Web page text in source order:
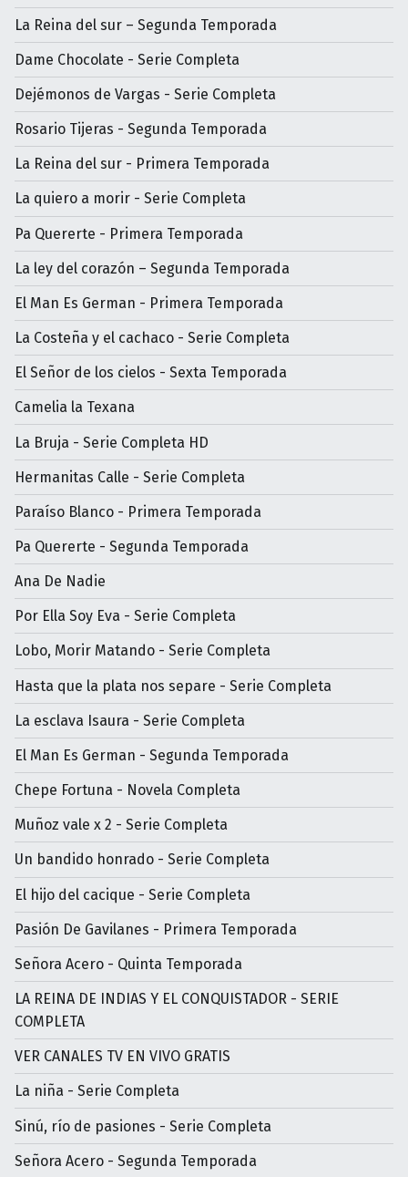
La Reina del sur – Segunda Temporada
Dame Chocolate - Serie Completa
Dejémonos de Vargas - Serie Completa
Rosario Tijeras - Segunda Temporada
La Reina del sur - Primera Temporada
La quiero a morir - Serie Completa
Pa Quererte - Primera Temporada
La ley del corazón – Segunda Temporada
El Man Es German - Primera Temporada
La Costeña y el cachaco - Serie Completa
El Señor de los cielos - Sexta Temporada
Camelia la Texana
La Bruja - Serie Completa HD
Hermanitas Calle - Serie Completa
Paraíso Blanco - Primera Temporada
Pa Quererte - Segunda Temporada
Ana De Nadie
Por Ella Soy Eva - Serie Completa
Lobo, Morir Matando - Serie Completa
Hasta que la plata nos separe - Serie Completa
La esclava Isaura - Serie Completa
El Man Es German - Segunda Temporada
Chepe Fortuna - Novela Completa
Muñoz vale x 2 - Serie Completa
Un bandido honrado - Serie Completa
El hijo del cacique - Serie Completa
Pasión De Gavilanes - Primera Temporada
Señora Acero - Quinta Temporada
LA REINA DE INDIAS Y EL CONQUISTADOR - SERIE
COMPLETA
VER CANALES TV EN VIVO GRATIS
La niña - Serie Completa
Sinú, río de pasiones - Serie Completa
Señora Acero - Segunda Temporada